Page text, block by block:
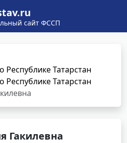
сайт ФССП
Татарстан
Татарстан
Гакилевна